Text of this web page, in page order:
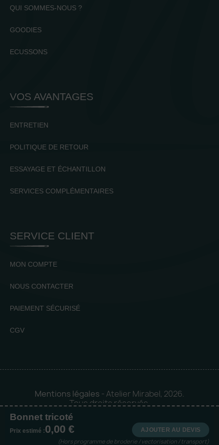
Bonnet tricoté
Prix estimé :0,00 € AJOUTER AU DEVIS
(Hors programme de broderie / vectorisation / transport)
QUI SOMMES-NOUS ?
GOODIES
ECUSSONS
VOS AVANTAGES
ENTRETIEN
POLITIQUE DE RETOUR
ESSAYAGE ET ÉCHANTILLON
SERVICES COMPLÉMENTAIRES
SERVICE CLIENT
MON COMPTE
NOUS CONTACTER
PAIEMENT SÉCURISÉ
CGV
Mentions légales - Atelier Mirabel, 2026.
Tous droits réservés.
Mise en orbite 🪐 byLogia |
Agence web et communication